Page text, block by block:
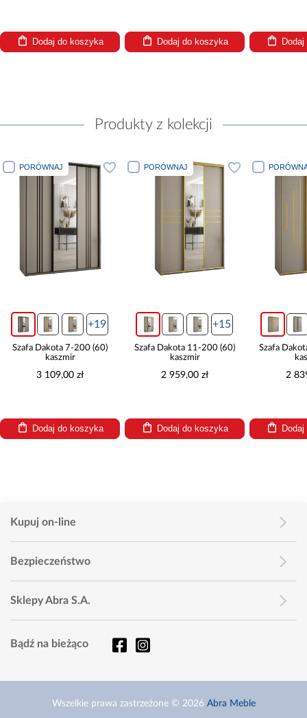
Dodaj do koszyka Dodaj do koszyka
Produkty z kolekcji
PORÓWNAJ
+19
Szafa Dakota 7-200 (60)
kaszmir
3 109,00 zł
Dodaj do koszyka
PORÓWNAJ
+15
Szafa Dakota 11-200 (60)
kaszmir
2 959,00 zł
Dodaj do koszyka
Szafa
2
Kupuj on-line
Bezpieczeństwo
Sklepy Abra S.A.
Bądź na bieżąco
Wszelkie prawa zastrzeżone © 2026 Abra Meble